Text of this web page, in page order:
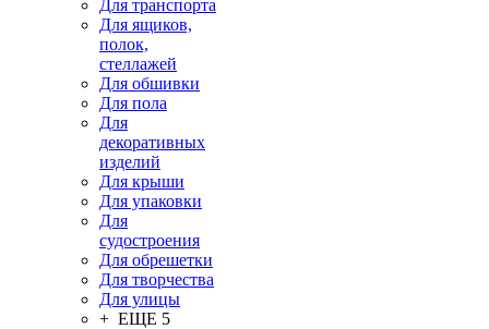
Для транспорта
Для ящиков,
полок,
стеллажей
Для обшивки
Для пола
Для
декоративных
изделий
Для крыши
Для упаковки
Для
судостроения
Для обрешетки
Для творчества
Для улицы
+ ЕЩЕ 5